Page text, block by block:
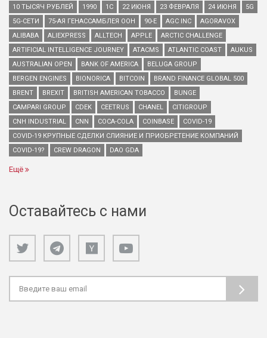
10 ТЫСЯЧ РУБЛЕЙ
1990 1С 22 ИЮНЯ 23 ФЕВРАЛЯ 24 ИЮНЯ
5G
5G-СЕТИ
75-АЯ ГЕНАССАМБЛЕЯ ООН 90-Е AGC INC
AGORAVOX
ALIBABA
ALIEXPRESS ALLTECH APPLE
ARCTIC CHALLENGE
ARTIFICIAL INTELLIGENCE JOURNEY
ATACMS ATLANTIC COAST
AUKUS
AUSTRALIAN OPEN
BANK OF AMERICA
BELUGA GROUP
BERGEN ENGINES
BIONORICA BITCOIN
BRAND FINANCE GLOBAL 500
BRENT
BREXIT BRITISH AMERICAN TOBACCO
BUNGE
CAMPARI GROUP
CDEK CEETRUS CHANEL
CITIGROUP
CNH INDUSTRIAL
CNN COCA-COLA COINBASE
COVID-19
COVID-19 КРУПНЫЕ СДЕЛКИ СЛИЯНИЕ И ПРИОБРЕТЕНИЕ КОМПАНИЙ
COVID-19?
CREW DRAGON DAO GDA
Ещё
Оставайтесь с нами